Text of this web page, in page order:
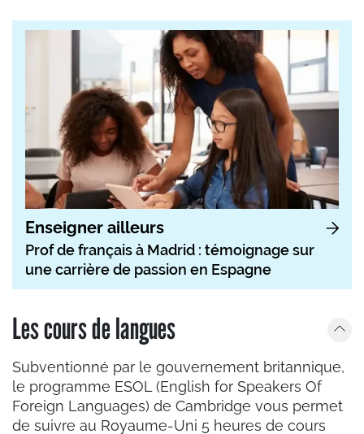
Enseigner ailleurs
Prof de français à Madrid : témoignage sur
une carrière de passion en Espagne
Les cours de langues
Subventionné par le gouvernement britannique,
le programme ESOL (English for Speakers Of
Foreign Languages) de Cambridge vous permet
de suivre au Royaume-Uni 5 heures de cours